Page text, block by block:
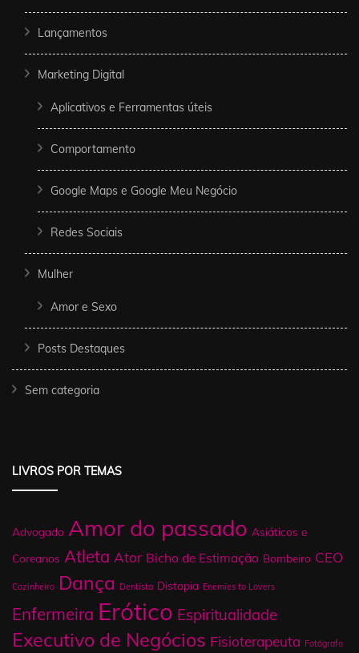
Lançamentos
Marketing Digital
Aplicativos e Ferramentas úteis
Comportamento
Google Maps e Google Meu Negócio
Redes Sociais
Mulher
Amor e Sexo
Posts Destaques
Sem categoria
LIVROS POR TEMAS
Advogado Amor do passado Asiáticos e
Coreanos Atleta Ator Bicho de Estimação Bombeiro CEO
Cozinheiro Dança Dentista Distopia Enemies to Lovers
Enfermeira Erótico Espiritualidade
Executivo de Negócios Fisioterapeuta Fotógrafo